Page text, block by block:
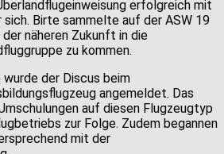
erfolgreich mit
Birte sammelte auf der ASW 19
näheren Zukunft in die
zu kommen.
der Discus beim
angemeldet. Das
auf diesen Flugzeugtyp
zur Folge. Zudem begannen
mit der